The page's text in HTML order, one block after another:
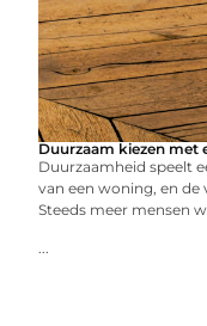
Duurzaam kiezen met
Duurzaamheid speelt
van een woning, en de
Steeds meer mensen
...